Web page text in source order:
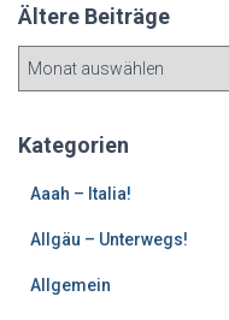
Ältere Beiträge
e
Kategorien
Aaah – Italia!
Allgäu – Unterwegs!
Allgemein